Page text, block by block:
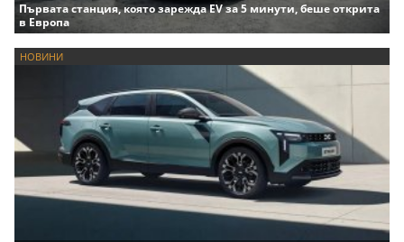
Първата станция, която зарежда EV за 5 минути, беше открита
в Европа
НОВИНИ